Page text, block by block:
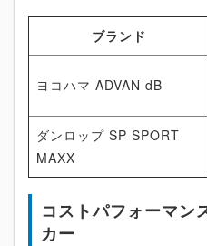
ブランド
ヨコハマ ADVAN dB
ダンロップ SP SPORT
MAXX
コストパフォーマン
カー